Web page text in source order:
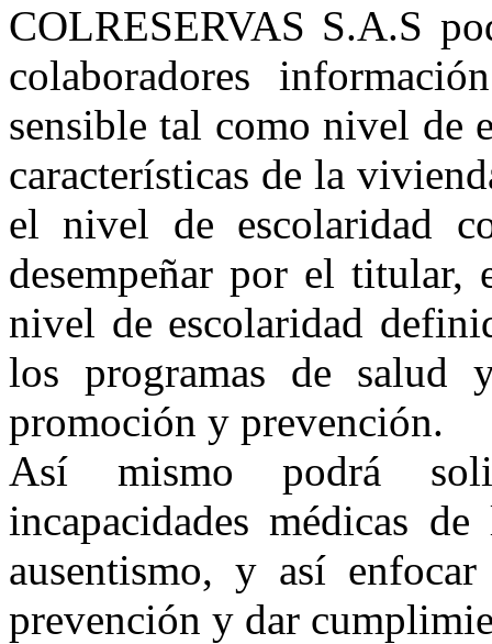
COLRESERVAS S.A.S
colaboradores
sensible tal como nivel de
características de la
el nivel de escolaridad
desempeñar por el titular,
nivel de escolaridad
los programas de salud
promoción y prevención.
Así mismo podrá
incapacidades médicas
ausentismo, y así
prevención y dar